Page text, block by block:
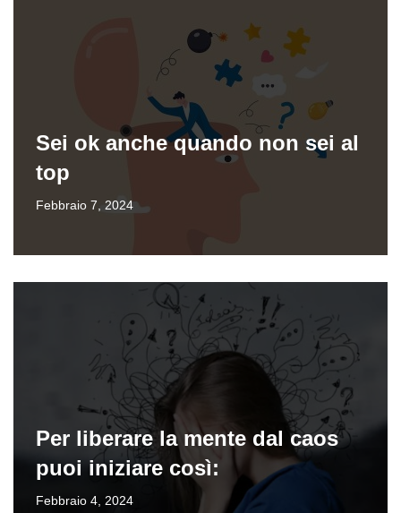
Sei ok anche quando non sei al
top
Febbraio 7, 2024
Per liberare la mente dal caos
puoi iniziare così:
Febbraio 4, 2024